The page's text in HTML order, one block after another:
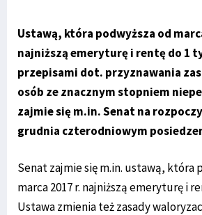
Ustawą, która podwyższa od
najniższą emeryturę i rentę do 1
przepisami dot. przyznawania
osób ze znacznym stopniem
zajmie się m.in. Senat na
grudnia czterodniowym
Senat zajmie się m.in. ustawą, która
marca 2017 r. najniższą emeryturę i
Ustawa zmienia też zasady